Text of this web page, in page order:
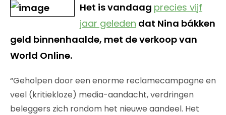
Het is vandaag precies vijf
jaar geleden dat Nina bákken
geld binnenhaalde, met de verkoop van
World Online.
“Geholpen door een enorme reclamecampagne en
veel (kritiekloze) media-aandacht, verdringen
beleggers zich rondom het nieuwe aandeel. Het